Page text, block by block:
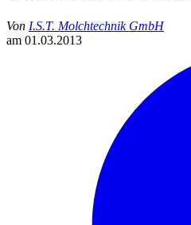
Von I.S.T. Molchtechnik GmbH
am 01.03.2013